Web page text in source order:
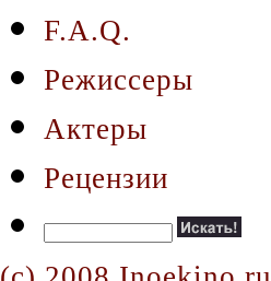
F.A.Q.
Режиссеры
Актеры
Рецензии